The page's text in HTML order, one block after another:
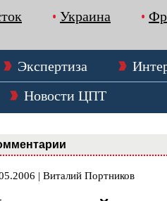
Украина
Экспертиза
Новости ЦПТ
| Виталий Портников